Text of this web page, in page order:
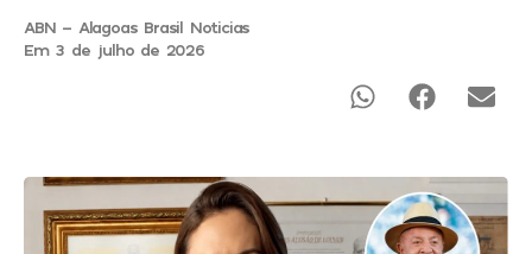
ABN - Alagoas Brasil Noticias
Em 3 de julho de 2026